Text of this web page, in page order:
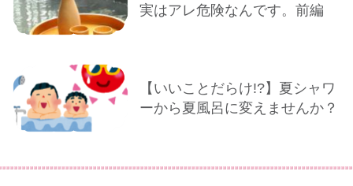
実はアレ危険なんです。前編
【いいことだらけ!?】夏シャワ
ーから夏風呂に変えませんか？